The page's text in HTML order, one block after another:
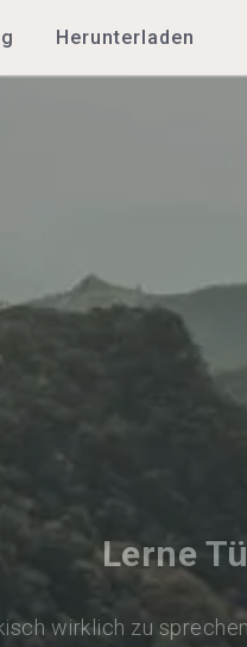
Herunterladen
Lerne
wirklich zu